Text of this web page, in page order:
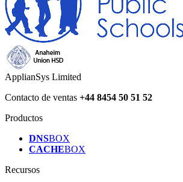
ApplianSys Limited
Contacto de ventas +44 8454 50 51 52
Productos
DNSBOX
CACHEBOX
Recursos